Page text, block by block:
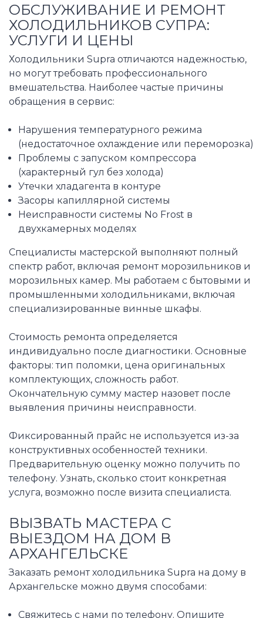
ОБСЛУЖИВАНИЕ И РЕМОНТ
ХОЛОДИЛЬНИКОВ СУПРА:
УСЛУГИ И ЦЕНЫ
Холодильники Supra отличаются надежностью,
но могут требовать профессионального
вмешательства. Наиболее частые причины
обращения в сервис:
Нарушения температурного режима
(недостаточное охлаждение или переморозка)
Проблемы с запуском компрессора
(характерный гул без холода)
Утечки хладагента в контуре
Засоры капиллярной системы
Неисправности системы No Frost в
двухкамерных моделях
Специалисты мастерской выполняют полный
спектр работ, включая ремонт морозильников и
морозильных камер. Мы работаем с бытовыми и
промышленными холодильниками, включая
специализированные винные шкафы.
Стоимость ремонта определяется
индивидуально после диагностики. Основные
факторы: тип поломки, цена оригинальных
комплектующих, сложность работ.
Окончательную сумму мастер назовет после
выявления причины неисправности.
Фиксированный прайс не используется из-за
конструктивных особенностей техники.
Предварительную оценку можно получить по
телефону. Узнать, сколько стоит конкретная
услуга, возможно после визита специалиста.
ВЫЗВАТЬ МАСТЕРА С
ВЫЕЗДОМ НА ДОМ В
АРХАНГЕЛЬСКЕ
Заказать ремонт холодильника Supra на дому в
Архангельске можно двумя способами:
Свяжитесь с нами по телефону. Опишите